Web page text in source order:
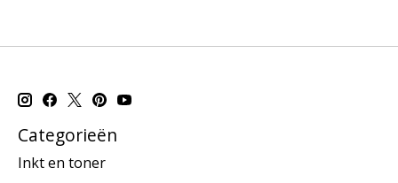
Categorieën
Inkt en toner